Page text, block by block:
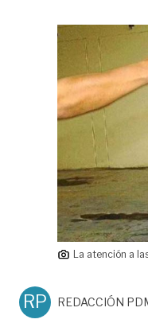
La atención a
RP REDACCIÓN